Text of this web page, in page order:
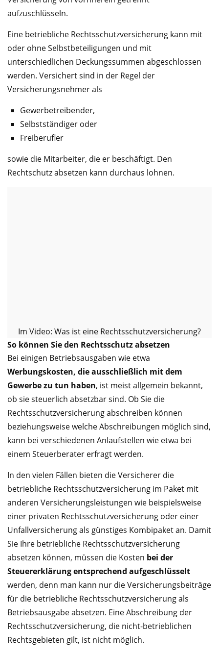
aufzuschlüsseln.
Eine betriebliche Rechtsschutzversicherung kann mit
oder ohne Selbstbeteiligungen und mit
unterschiedlichen Deckungssummen abgeschlossen
werden. Versichert sind in der Regel der
Versicherungsnehmer als
Gewerbetreibender,
Selbstständiger oder
Freiberufler
sowie die Mitarbeiter, die er beschäftigt. Den
Rechtschutz absetzen kann durchaus lohnen.
Im Video: Was ist eine Rechtsschutzversicherung?
So können Sie den Rechtsschutz absetzen
Bei einigen Betriebsausgaben wie etwa
Werbungskosten, die ausschließlich mit dem
Gewerbe zu tun haben, ist meist allgemein bekannt,
ob sie steuerlich absetzbar sind. Ob Sie die
Rechtsschutzversicherung abschreiben können
beziehungsweise welche Abschreibungen möglich sind,
kann bei verschiedenen Anlaufstellen wie etwa bei
einem Steuerberater erfragt werden.
In den vielen Fällen bieten die Versicherer die
betriebliche Rechtsschutzversicherung im Paket mit
anderen Versicherungsleistungen wie beispielsweise
einer privaten Rechtsschutzversicherung oder einer
Unfallversicherung als günstiges Kombipaket an. Damit
Sie Ihre betriebliche Rechtsschutzversicherung
absetzen können, müssen die Kosten bei der
Steuererklärung entsprechend aufgeschlüsselt
werden, denn man kann nur die Versicherungsbeiträge
für die betriebliche Rechtsschutzversicherung als
Betriebsausgabe absetzen. Eine Abschreibung der
Rechtsschutzversicherung, die nicht-betrieblichen
Rechtsgebieten gilt, ist nicht möglich.